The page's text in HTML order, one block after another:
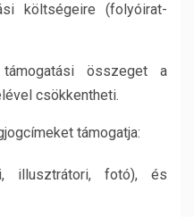
költségeire (folyóirat-
összeget a
csökkentheti.
támogatja:
illusztrátori, fotó), és